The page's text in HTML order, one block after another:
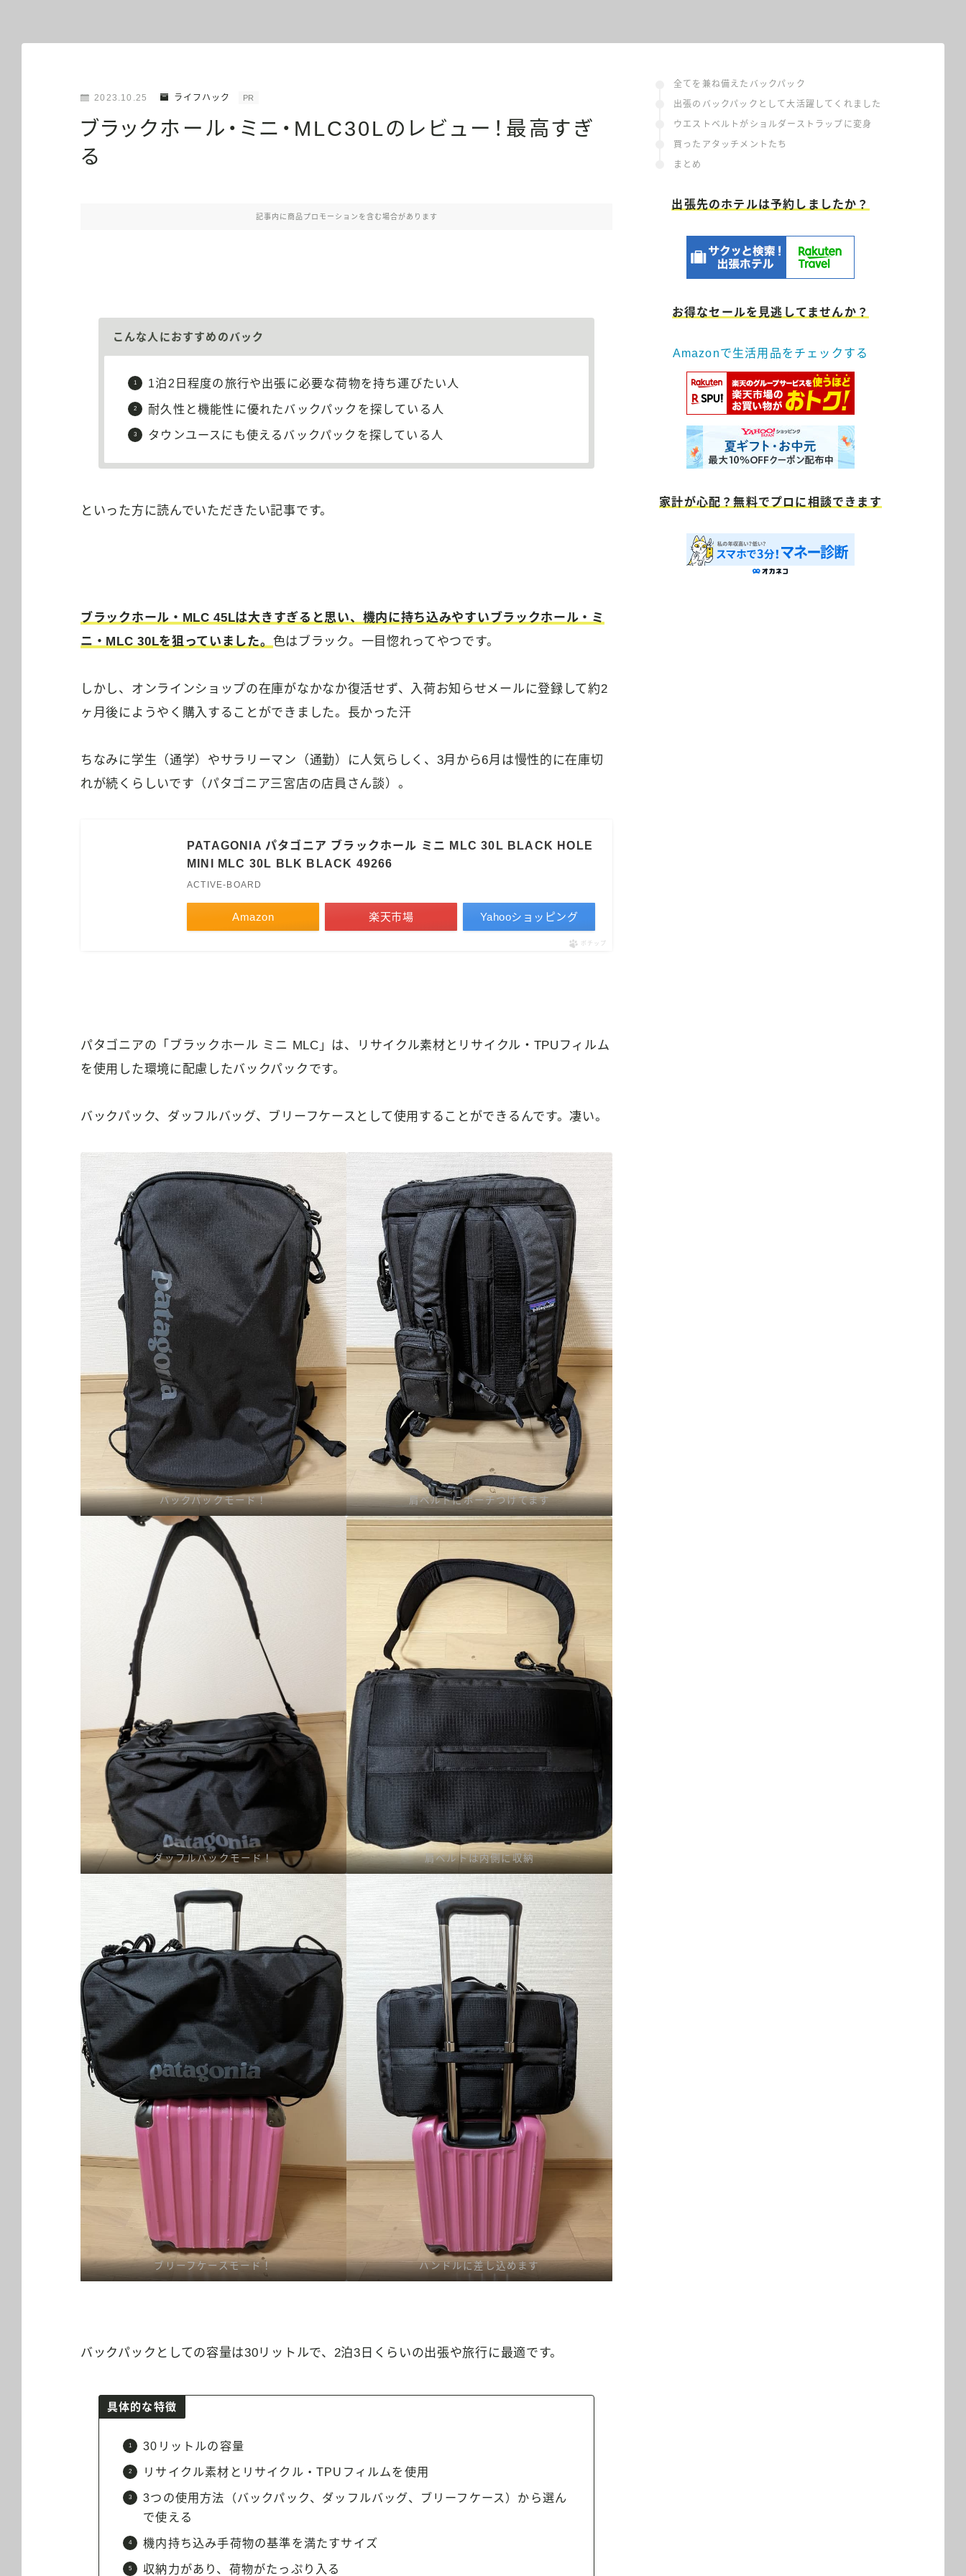
2023.10.25 ライフハック PR
ブラックホール・ミニ・MLC30Lのレビュー！最高すぎ
る
記事内に商品プロモーションを含む場合があります
こんな人におすすめのバック
1泊2日程度の旅行や出張に必要な荷物を持ち運びたい人
耐久性と機能性に優れたバックパックを探している人
タウンユースにも使えるバックパックを探している人
といった方に読んでいただきたい記事です。
ブラックホール・MLC 45Lは大きすぎると思い、機内に持ち込みやすいブラックホール・ミ
ニ・MLC 30Lを狙っていました。 色はブラック。一目惚れってやつです。
しかし、オンラインショップの在庫がなかなか復活せず、入荷お知らせメールに登録して約2
ヶ月後にようやく購入することができました。長かった汗
ちなみに学生（通学）やサラリーマン（通勤）に人気らしく、3月から6月は慢性的に在庫切
れが続くらしいです（パタゴニア三宮店の店員さん談）。
PATAGONIA パタゴニア ブラックホール ミニ MLC 30L BLACK HOLE
MINI MLC 30L BLK BLACK 49266
ACTIVE-BOARD
Amazon 楽天市場 Yahooショッピング
ポチップ
パタゴニアの「ブラックホール ミニ MLC」は、リサイクル素材とリサイクル・TPUフィルム
を使用した環境に配慮したバックパックです。
バックパック、ダッフルバッグ、ブリーフケースとして使用することができるんです。凄い。
バックパックモード！ 肩ベルトにポーチつけてます
ダッフルバックモード！ 肩ベルトは内側に収納
ブリーフケースモード！ ハンドルに差し込めます
バックパックとしての容量は30リットルで、2泊3日くらいの出張や旅行に最適です。
具体的な特徴
30リットルの容量
リサイクル素材とリサイクル・TPUフィルムを使用
3つの使用方法（バックパック、ダッフルバッグ、ブリーフケース）から選ん
で使える
機内持ち込み手荷物の基準を満たすサイズ
収納力があり、荷物がたっぷり入る
全てを兼ね備えたバックパック
出張のバックパックとして大活躍してくれました
ウエストベルトがショルダーストラップに変身
買ったアタッチメントたち
まとめ
出張先のホテルは予約しましたか？
お得なセールを見逃してませんか？
Amazonで生活用品をチェックする
家計が心配？無料でプロに相談できます